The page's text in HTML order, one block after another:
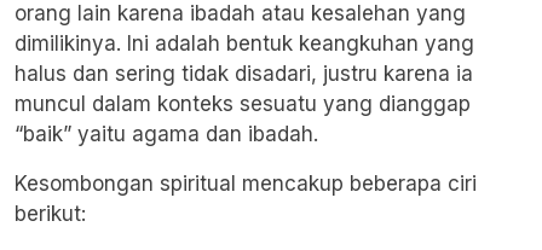
orang lain karena ibadah atau kesalehan yang
dimilikinya. Ini adalah bentuk keangkuhan yang
halus dan sering tidak disadari, justru karena ia
muncul dalam konteks sesuatu yang dianggap
“baik” yaitu agama dan ibadah.
Kesombongan spiritual mencakup beberapa ciri
berikut: